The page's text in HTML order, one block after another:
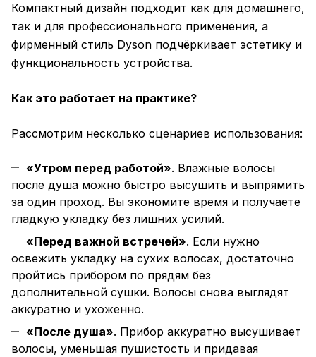
Компактный дизайн подходит как для домашнего,
так и для профессионального применения, а
фирменный стиль Dyson подчёркивает эстетику и
функциональность устройства.
Как это работает на практике?
Рассмотрим несколько сценариев использования:
«Утром перед работой». Влажные волосы
после душа можно быстро высушить и выпрямить
за один проход. Вы экономите время и получаете
гладкую укладку без лишних усилий.
«Перед важной встречей». Если нужно
освежить укладку на сухих волосах, достаточно
пройтись прибором по прядям без
дополнительной сушки. Волосы снова выглядят
аккуратно и ухоженно.
«После душа». Прибор аккуратно высушивает
волосы, уменьшая пушистость и придавая